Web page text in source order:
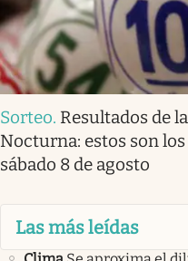
Sorteo. Resultados de
Nocturna: estos son
sábado 8 de agosto
Las más leídas